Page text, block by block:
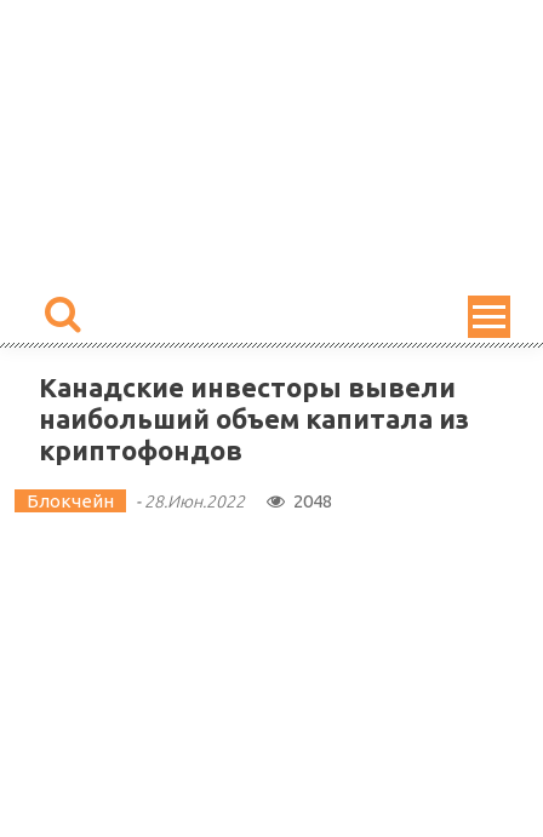
Канадские инвесторы вывели
наибольший объем капитала из
криптофондов
Блокчейн -28.Июн.2022 2048